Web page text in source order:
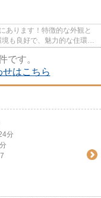
あります！特徴的な外観と
も良好で、魅力的な住環境
です。
はこちら
分